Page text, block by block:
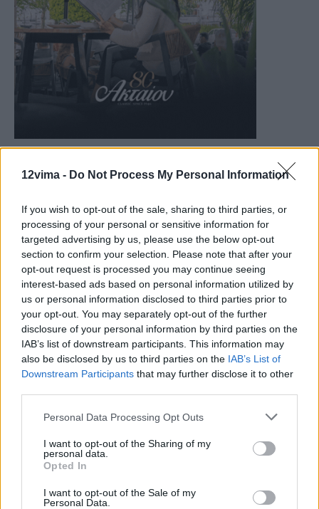
12vima - Do Not Process My Personal Information
If you wish to opt-out of the sale, sharing to third parties, or
processing of your personal or sensitive information for
targeted advertising by us, please use the below opt-out
section to confirm your selection. Please note that after your
opt-out request is processed you may continue seeing
interest-based ads based on personal information utilized by
us or personal information disclosed to third parties prior to
your opt-out. You may separately opt-out of the further
disclosure of your personal information by third parties on the
IAB’s list of downstream participants. This information may
also be disclosed by us to third parties on the IAB’s List of
Downstream Participants that may further disclose it to other
Personal Data Processing Opt Outs
I want to opt-out of the Sharing of my
personal data.
Opted In
I want to opt-out of the Sale of my
Personal Data.